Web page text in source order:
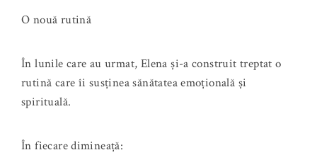
O nouă rutină
În lunile care au urmat, Elena și-a construit treptat o
rutină care îi susținea sănătatea emoțională și
spirituală.
În fiecare dimineață: